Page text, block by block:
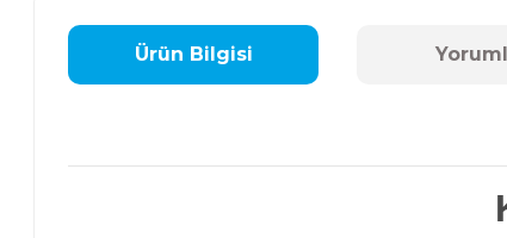
Ürün Bilgisi